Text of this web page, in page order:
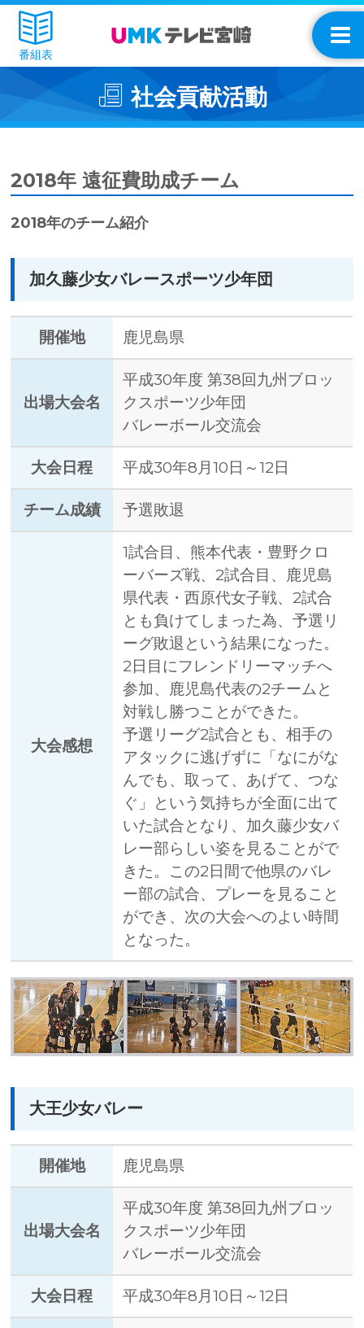
番組表
社会貢献活動
2018年 遠征費助成チーム
2018年のチーム紹介
加久藤少女バレースポーツ少年団
開催地 鹿児島県
出場大会名
平成30年度 第38回九州ブロッ
クスポーツ少年団
バレーボール交流会
大会日程 平成30年8月10日～12日
チーム成績 予選敗退
大会感想
1試合目、熊本代表・豊野クロ
ーバーズ戦、2試合目、鹿児島
県代表・西原代女子戦、2試合
とも負けてしまった為、予選リ
ーグ敗退という結果になった。
2日目にフレンドリーマッチへ
参加、鹿児島代表の2チームと
対戦し勝つことができた。
予選リーグ2試合とも、相手の
アタックに逃げずに「なにがな
んでも、取って、あげて、つな
ぐ」という気持ちが全面に出て
いた試合となり、加久藤少女バ
レー部らしい姿を見ることがで
きた。この2日間で他県のバレ
ー部の試合、プレーを見ること
ができ、次の大会へのよい時間
となった。
大王少女バレー
開催地 鹿児島県
出場大会名
平成30年度 第38回九州ブロッ
クスポーツ少年団
バレーボール交流会
大会日程 平成30年8月10日～12日